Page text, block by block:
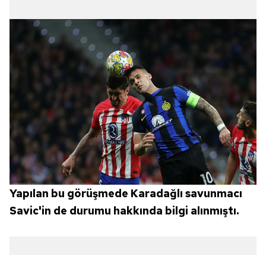
Yapılan bu görüşmede Karadağlı savunmacı
Savic'in de durumu hakkında bilgi alınmıştı.